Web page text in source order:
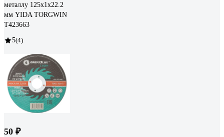
металлу 125x1х22.2
мм YIDA TORGWIN
T423663
5(4)
50 ₽